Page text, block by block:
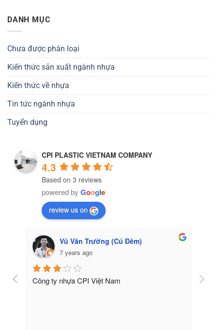
DANH MỤC
Chưa được phân loại
Kiến thức sản xuất ngành nhựa
Kiến thức về nhựa
Tin tức ngành nhựa
Tuyển dụng
CPI PLASTIC VIETNAM COMPANY
4.3
Based on 3 reviews
powered by Google
review us on
Vũ Văn Trường (Cú Đêm)
7 years ago
Công ty nhựa CPI Việt Nam Tốt